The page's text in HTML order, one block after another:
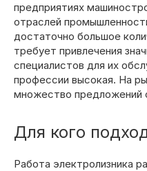
Средняя
93164 руб/мес
Максимальная
103829 руб/мес
предприятиях
отраслей
достаточно большое
требует привлечения
специалистов для их
профессии высокая. На
множество предложений
Для кого
Работа электролизника